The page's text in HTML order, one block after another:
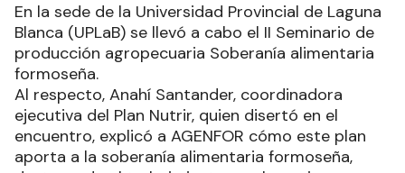
En la sede de la Universidad Provincial de Laguna
Blanca (UPLaB) se llevó a cabo el II Seminario de
producción agropecuaria Soberanía alimentaria
formoseña.
Al respecto, Anahí Santander, coordinadora
ejecutiva del Plan Nutrir, quien disertó en el
encuentro, explicó a AGENFOR cómo este plan
aporta a la soberanía alimentaria formoseña,